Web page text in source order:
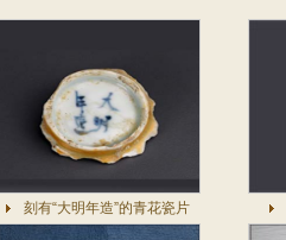
刻有“大明年造”的青花瓷片